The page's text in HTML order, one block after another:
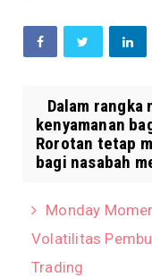
Dalam rangka
kenyamanan
Rorotan tetap
bagi nasabah
Monday
Volatilitas
Trading